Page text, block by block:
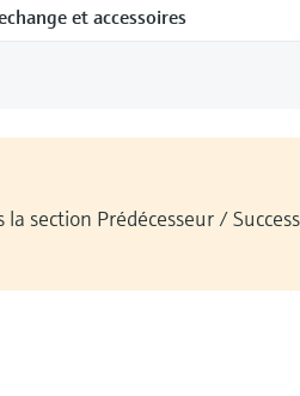
et accessoires
section Prédécesseur /